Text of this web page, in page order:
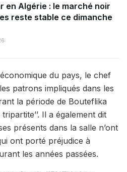
en Algérie : le marché noir
reste stable ce dimanche
du pays, le chef
patrons impliqués dans les
la période de Bouteflika
Il a également dit
présents dans la salle n’ont
ont porté préjudice à
les années passées.